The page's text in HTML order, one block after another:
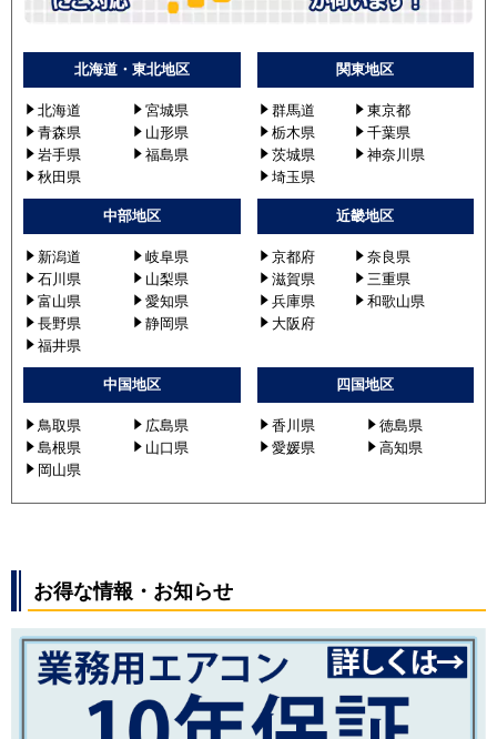
北海道・東北地区
北海道
宮城県
青森県
山形県
岩手県
福島県
秋田県
関東地区
群馬道
東京都
栃木県
千葉県
茨城県
神奈川県
埼玉県
中部地区
新潟道
岐阜県
石川県
山梨県
富山県
愛知県
長野県
静岡県
福井県
近畿地区
京都府
奈良県
滋賀県
三重県
兵庫県
和歌山県
大阪府
中国地区
鳥取県
広島県
島根県
山口県
岡山県
四国地区
香川県
徳島県
愛媛県
高知県
お得な情報・お知らせ